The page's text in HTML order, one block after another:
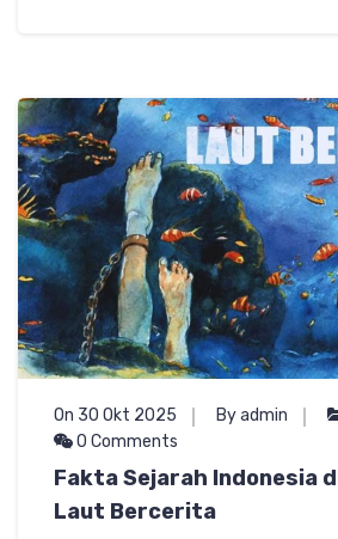
On 30 Okt 2025 By admin
0 Comments
Fakta Sejarah Indonesia
Laut Bercerita